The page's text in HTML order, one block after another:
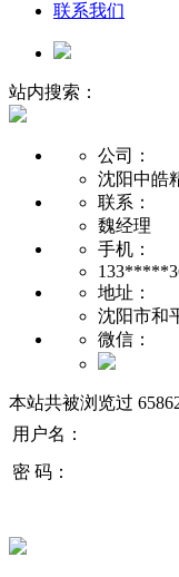
联系我们
站内搜索：
公司：
沈阳中皓
联系：
魏经理
手机：
地址：
沈阳市和
微信：
本站共被浏览过
用户名：
密 码：